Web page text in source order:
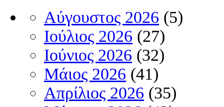
Αύγουστος 2026 (5)
Ιούλιος 2026 (27)
Ιούνιος 2026 (32)
Μάιος 2026 (41)
Απρίλιος 2026 (35)